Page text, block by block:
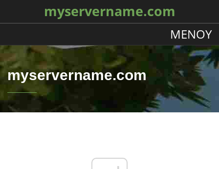
myservername.com
ΜΕΝΟΎ
myservername.com